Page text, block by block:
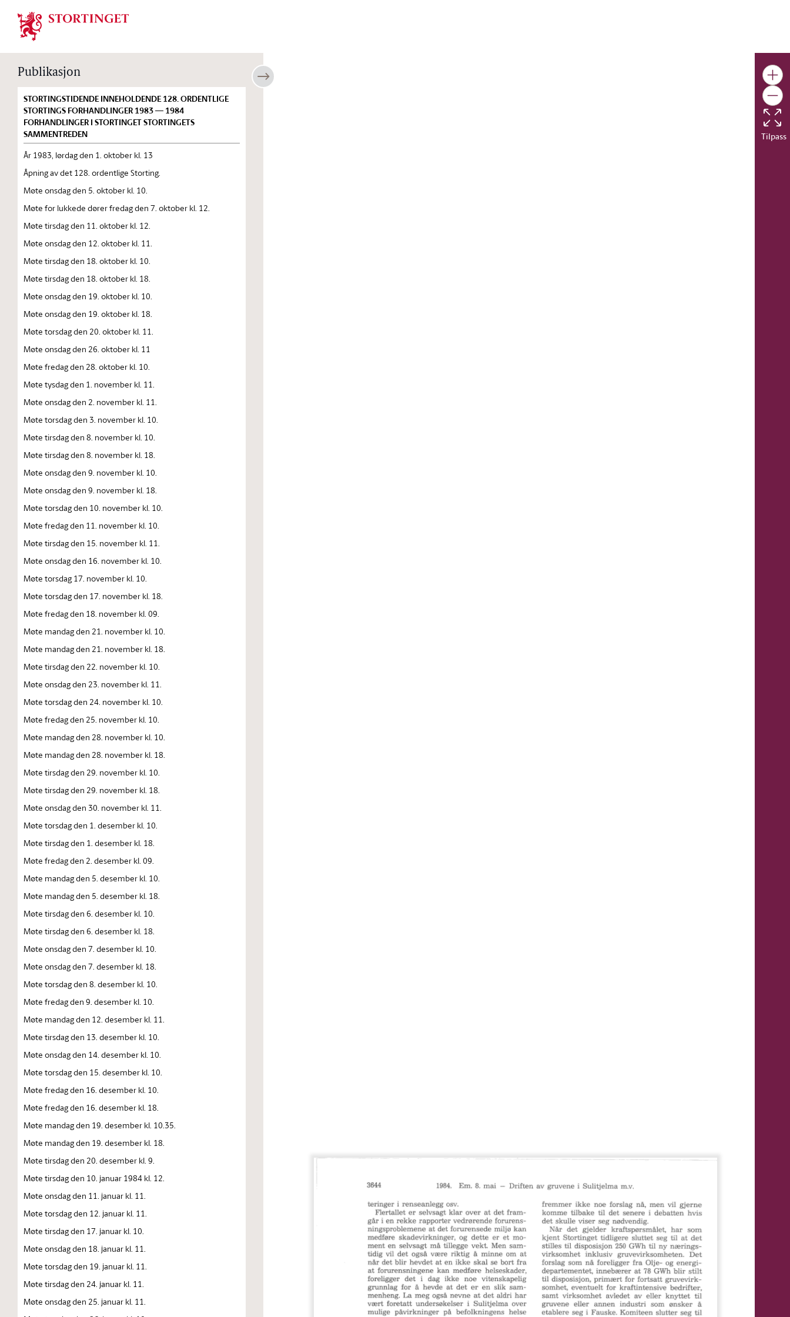
Stortinget.no
Publikasjon
STORTINGSTIDENDE INNEHOLDENDE 128. ORDENTLIGE
STORTINGS FORHANDLINGER 1983 — 1984
FORHANDLINGER I STORTINGET STORTINGETS
SAMMENTREDEN
År 1983, lørdag den 1. oktober kl. 13
Åpning av det 128. ordentlige Storting.
Møte onsdag den 5. oktober kl. 10.
Møte for lukkede dører fredag den 7. oktober kl. 12.
Møte tirsdag den 11. oktober kl. 12.
Møte onsdag den 12. oktober kl. 11.
Møte tirsdag den 18. oktober kl. 10.
Møte tirsdag den 18. oktober kl. 18.
Møte onsdag den 19. oktober kl. 10.
Møte onsdag den 19. oktober kl. 18.
Møte torsdag den 20. oktober kl. 11.
Møte onsdag den 26. oktober kl. 11
Møte fredag den 28. oktober kl. 10.
Møte tysdag den 1. november kl. 11.
Møte onsdag den 2. november kl. 11.
Møte torsdag den 3. november kl. 10.
Møte tirsdag den 8. november kl. 10.
Møte tirsdag den 8. november kl. 18.
Møte onsdag den 9. november kl. 10.
Møte onsdag den 9. november kl. 18.
Møte torsdag den 10. november kl. 10.
Møte fredag den 11. november kl. 10.
Møte tirsdag den 15. november kl. 11.
Møte onsdag den 16. november kl. 10.
Møte torsdag 17. november kl. 10.
Møte torsdag den 17. november kl. 18.
Møte fredag den 18. november kl. 09.
Møte mandag den 21. november kl. 10.
Møte mandag den 21. november kl. 18.
Møte tirsdag den 22. november kl. 10.
Møte onsdag den 23. november kl. 11.
Møte torsdag den 24. november kl. 10.
Møte fredag den 25. november kl. 10.
Møte mandag den 28. november kl. 10.
Møte mandag den 28. november kl. 18.
Møte tirsdag den 29. november kl. 10.
Møte tirsdag den 29. november kl. 18.
Møte onsdag den 30. november kl. 11.
Møte torsdag den 1. desember kl. 10.
Møte tirsdag den 1. desember kl. 18.
Møte fredag den 2. desember kl. 09.
Møte mandag den 5. desember kl. 10.
Møte mandag den 5. desember kl. 18.
Møte tirsdag den 6. desember kl. 10.
Møte tirsdag den 6. desember kl. 18.
Møte onsdag den 7. desember kl. 10.
Møte onsdag den 7. desember kl. 18.
Møte torsdag den 8. desember kl. 10.
Møte fredag den 9. desember kl. 10.
Møte mandag den 12. desember kl. 11.
Møte tirsdag den 13. desember kl. 10.
Møte onsdag den 14. desember kl. 10.
Møte torsdag den 15. desember kl. 10.
Møte fredag den 16. desember kl. 10.
Møte fredag den 16. desember kl. 18.
Møte mandag den 19. desember kl. 10.35.
Møte mandag den 19. desember kl. 18.
Møte tirsdag den 20. desember kl. 9.
Møte tirsdag den 10. januar 1984 kl. 12.
Møte onsdag den 11. januar kl. 11.
Møte torsdag den 12. januar kl. 11.
Møte tirsdag den 17. januar kl. 10.
Møte onsdag den 18. januar kl. 11.
Møte torsdag den 19. januar kl. 11.
Møte tirsdag den 24. januar kl. 11.
Møte onsdag den 25. januar kl. 11.